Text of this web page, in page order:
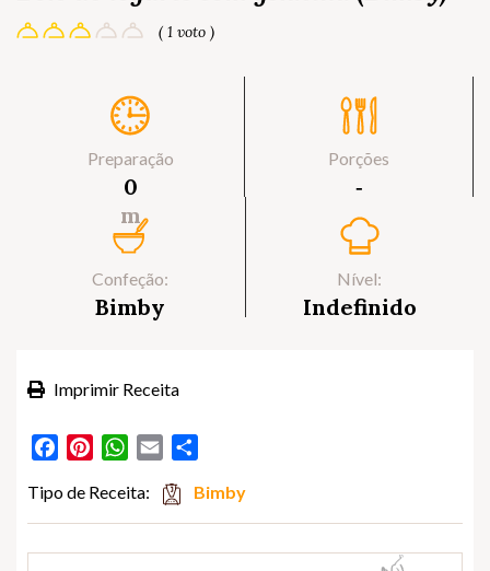
( 1 voto )
Preparação
0
m
Porções
‐
Confeção:
Bimby
Nível:
Indefinido
Imprimir Receita
FacebookPinterestWhatsApp
Email
Tipo de Receita: Bimby